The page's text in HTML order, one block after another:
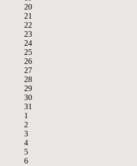
20
21
22
23
24
25
26
27
28
29
30
31
1
2
3
4
5
6